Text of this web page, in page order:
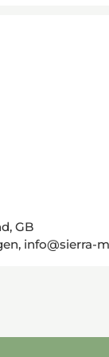
GB
info@sierra-